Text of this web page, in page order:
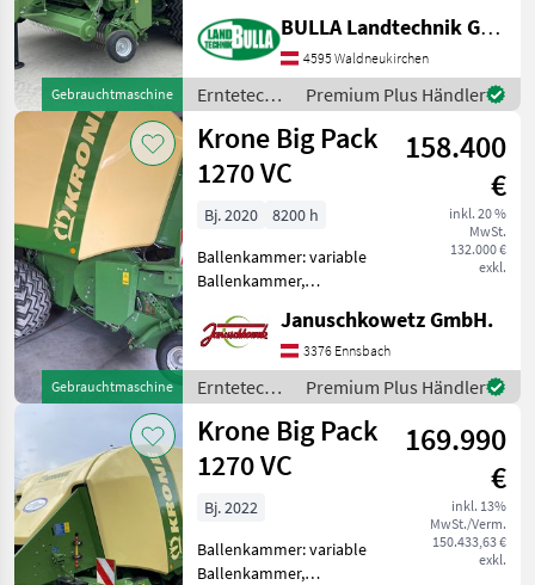
Gebrauchtmaschine
Zentralschmierung,
Ballenrampe, Druckluft,
Knoterreinigung,
Rollenniederhalter,
Schneidwerk, Tandemachse
KRON
BULLA Landtechnik GmbH
4595 Waldneukirchen
Erntetechnik
Grünland /
Krone
Premium Plus Händler
Gebrauchtmaschine
Krone Big Pack
1270 VC
158.400
€
inkl. 20 %
MwSt.
132.000 €
exkl.
Bj. 2020
8200 h
Ballenkammer: variable
Ballenkammer,
Zentralschmierung,
Druckluft, Knoterreinigung,
Schneidwerk, Tandemachse
Gebrauchtmaschine mit
nur 8.200 Bal
Januschkowetz GmbH.
3376 Ennsbach
Erntetechnik
Grünland /
Krone
Premium Plus Händler
Krone Big Pack
1270 VC
169.990
€
inkl. 13%
MwSt./Verm.
150.433,63 €
exkl.
Bj. 2022
Ballenkammer: variable
Ballenkammer,